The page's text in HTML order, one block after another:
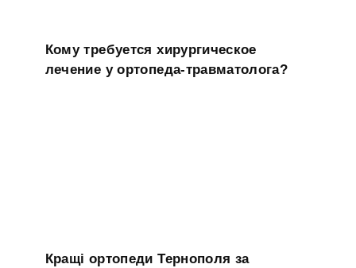
Кому требуется хирургическое
лечение у ортопеда-травматолога?
Кращі ортопеди Тернополя за